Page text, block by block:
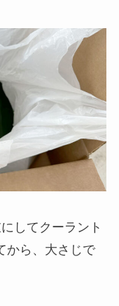
してクーラント
から、大さじで